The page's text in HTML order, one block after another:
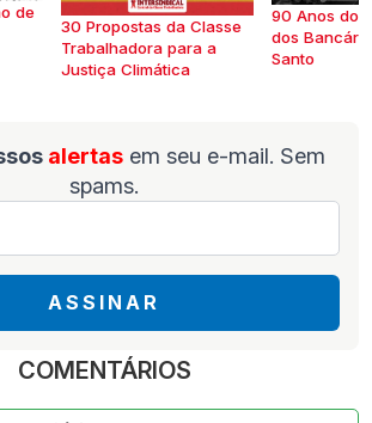
de
30 Propostas da Classe
Trabalhadora para a
Justiça Climática
90 Anos do
dos
Santo
alertas em seu e-mail. Sem
spams.
ASSINAR
COMENTÁRIOS